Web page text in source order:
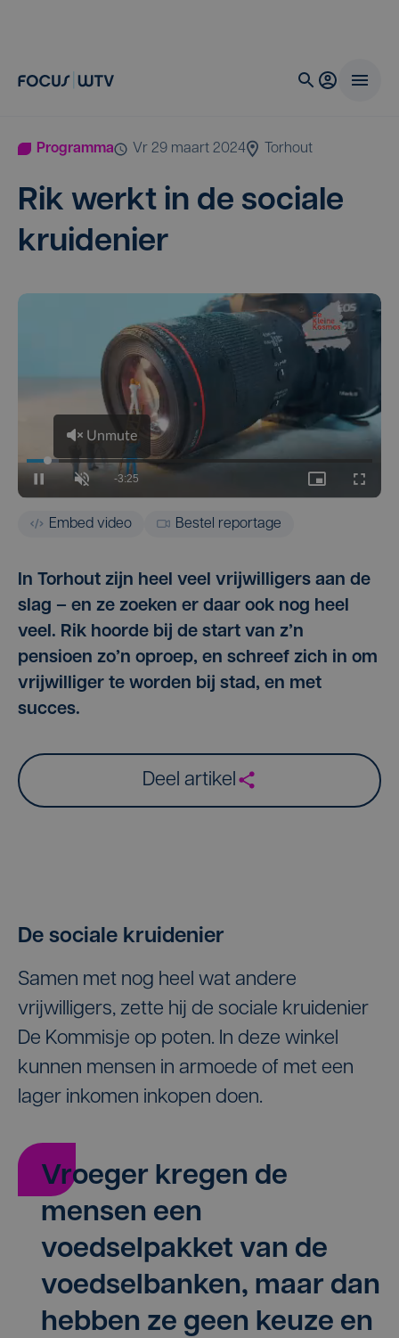
Programma vr 29 maart 2024 Torhout
Rik werkt in de soci­a­le
kruidenier
Embed video Bestel reportage
In Torhout zijn heel veel vrijwilligers aan de
slag – en ze zoeken er daar ook nog heel
veel. Rik hoorde bij de start van z’n
pensioen zo’n oproep, en schreef zich in om
vrijwilliger te worden bij stad, en met
succes.
Deel artikel
De sociale kruidenier
Samen met nog heel wat andere
vrijwilligers, zette hij de sociale kruidenier
De Kommisje op poten. In deze winkel
kunnen mensen in armoede of met een
lager inkomen inkopen doen.
Vroeger kregen de
mensen een
voedselpakket van de
voedselbanken, maar dan
hebben ze geen keuze en